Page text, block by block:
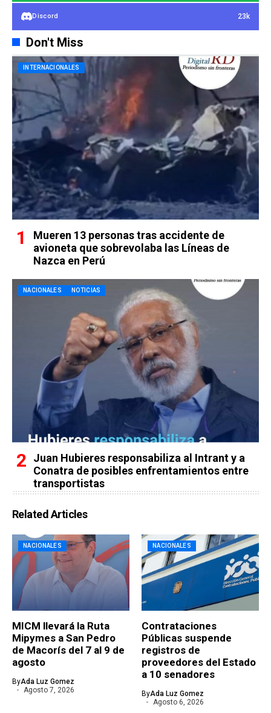
Discord 23k
Don't Miss
INTERNACIONALES
Mueren 13 personas tras accidente de
avioneta que sobrevolaba las Líneas de
Nazca en Perú
NACIONALES NOTICIAS
Juan Hubieres responsabiliza al Intrant y a
Conatra de posibles enfrentamientos entre
transportistas
Related Articles
NACIONALES
MICM llevará la Ruta
Mipymes a San Pedro
de Macorís del 7 al 9 de
agosto
ByAda Luz Gomez
Agosto 7, 2026
NACIONALES
Contrataciones
Públicas suspende
registros de
proveedores del Estado
a 10 senadores
ByAda Luz Gomez
Agosto 6, 2026